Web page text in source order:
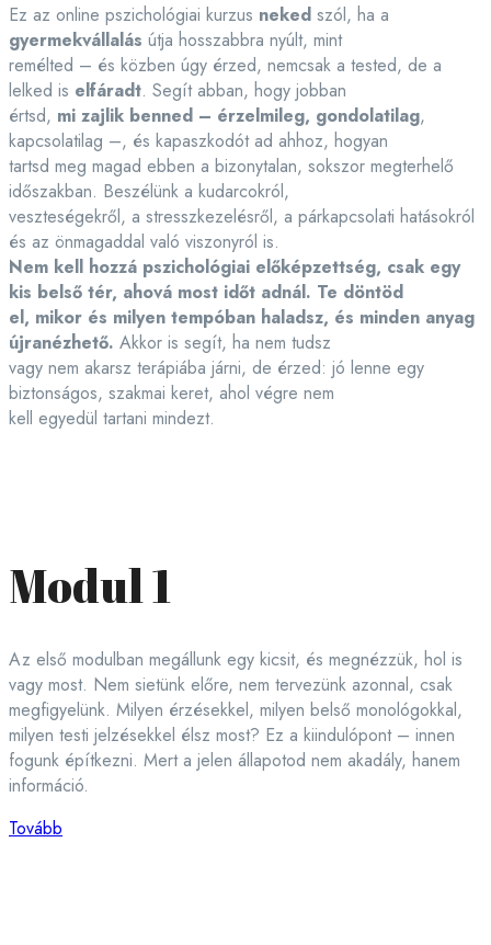
Ez az online pszichológiai kurzus neked szól, ha a
gyermekvállalás útja hosszabbra nyúlt, mint
remélted – és közben úgy érzed, nemcsak a tested, de a
lelked is elfáradt. Segít abban, hogy jobban
értsd, mi zajlik benned – érzelmileg, gondolatilag,
kapcsolatilag –, és kapaszkodót ad ahhoz, hogyan
tartsd meg magad ebben a bizonytalan, sokszor megterhelő
időszakban. Beszélünk a kudarcokról,
veszteségekről, a stresszkezelésről, a párkapcsolati hatásokról
és az önmagaddal való viszonyról is.
Nem kell hozzá pszichológiai előképzettség, csak egy
kis belső tér, ahová most időt adnál. Te döntöd
el, mikor és milyen tempóban haladsz, és minden anyag
újranézhető. Akkor is segít, ha nem tudsz
vagy nem akarsz terápiába járni, de érzed: jó lenne egy
biztonságos, szakmai keret, ahol végre nem
kell egyedül tartani mindezt.
Modul 1
Az első modulban megállunk egy kicsit, és megnézzük, hol is
vagy most. Nem sietünk előre, nem tervezünk azonnal, csak
megfigyelünk. Milyen érzésekkel, milyen belső monológokkal,
milyen testi jelzésekkel élsz most? Ez a kiindulópont – innen
fogunk építkezni. Mert a jelen állapotod nem akadály, hanem
információ.
Tovább